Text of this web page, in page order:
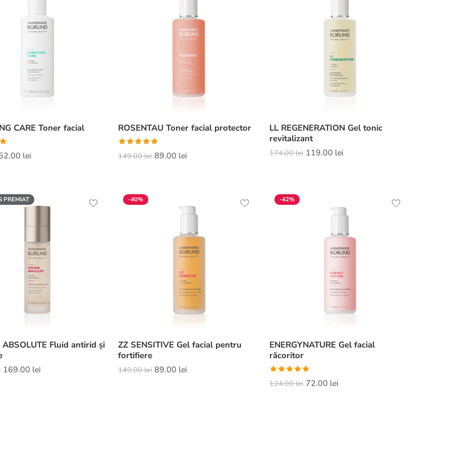
CARE Toner facial
lei
ROSENTAU Toner facial protector
Evaluat la
149.00lei 89.00 lei
LL REGENERATION Gel tonic
revitalizant
174.00lei 119.00 lei
PREMIAT
ABSOLUTE Fluid antirid și
169.00 lei
-40%
ZZ SENSITIVE Gel facial pentru
fortifiere
149.00lei 89.00 lei
-42%
ENERGYNATURE Gel facial
răcoritor
Evaluat la
124.00lei 72.00 lei